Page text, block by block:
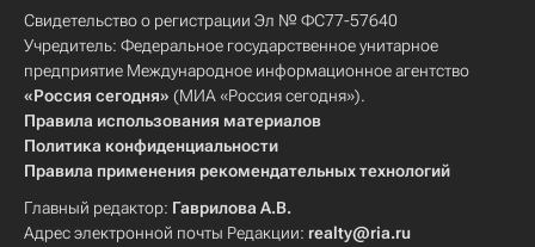
Свидетельство о регистрации Эл № ФС77-57640
Учредитель: Федеральное государственное унитарное
предприятие Международное информационное агентство
«Россия сегодня» (МИА «Россия сегодня»).
Правила использования материалов
Политика конфиденциальности
Правила применения рекомендательных технологий
Главный редактор: Гаврилова А.В.
Адрес электронной почты Редакции: realty@ria.ru